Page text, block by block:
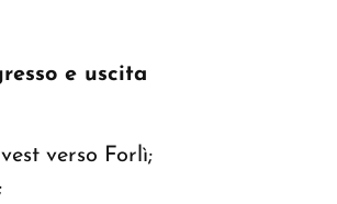
e uscita
verso Forlì;